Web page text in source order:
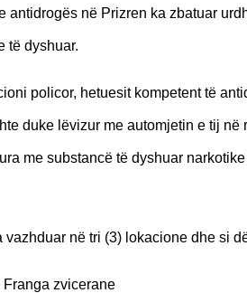
antidrogës në Prizren ka zbatuar
të dyshuar.
policor, hetuesit kompetent të
duke lëvizur me automjetin e tij
me substancë të dyshuar
në tri (3) lokacione dhe si
zvicerane